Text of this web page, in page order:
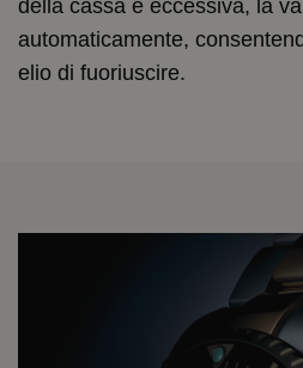
della cassa è eccessiva, la
automaticamente,
elio di fuoriuscire.